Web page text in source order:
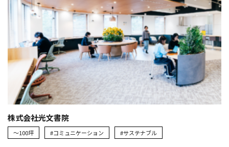
株式会社光文書院
～100坪 #コミュニケーション #サステナブル